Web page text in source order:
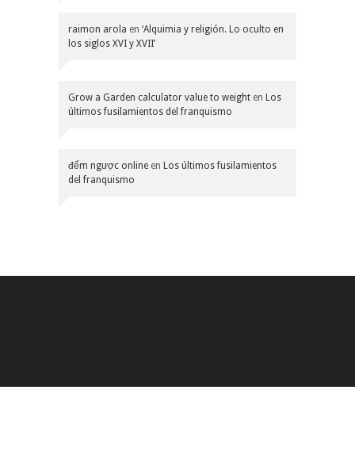
raimon arola en ‘Alquimia y religión. Lo oculto en
los siglos XVI y XVII’
Grow a Garden calculator value to weight en Los
últimos fusilamientos del franquismo
đếm ngược online en Los últimos fusilamientos
del franquismo